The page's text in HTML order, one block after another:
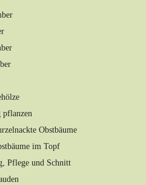
pflanzen
Obstbäume
im Topf
Pflege und Schnitt